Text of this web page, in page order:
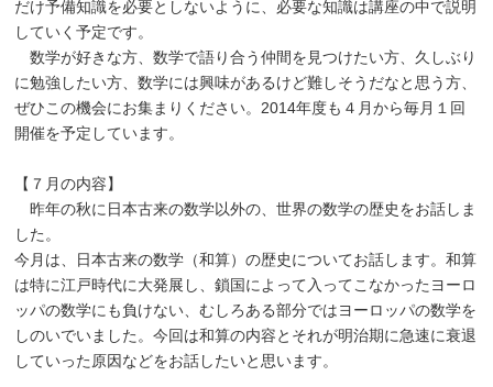
だけ予備知識を必要としないように、必要な知識は講座の中で説明
していく予定です。
数学が好きな方、数学で語り合う仲間を見つけたい方、久しぶり
に勉強したい方、数学には興味があるけど難しそうだなと思う方、
ぜひこの機会にお集まりください。2014年度も４月から毎月１回
開催を予定しています。
【７月の内容】
昨年の秋に日本古来の数学以外の、世界の数学の歴史をお話しま
した。
今月は、日本古来の数学（和算）の歴史についてお話します。和算
は特に江戸時代に大発展し、鎖国によって入ってこなかったヨーロ
ッパの数学にも負けない、むしろある部分ではヨーロッパの数学を
しのいでいました。今回は和算の内容とそれが明治期に急速に衰退
していった原因などをお話したいと思います。